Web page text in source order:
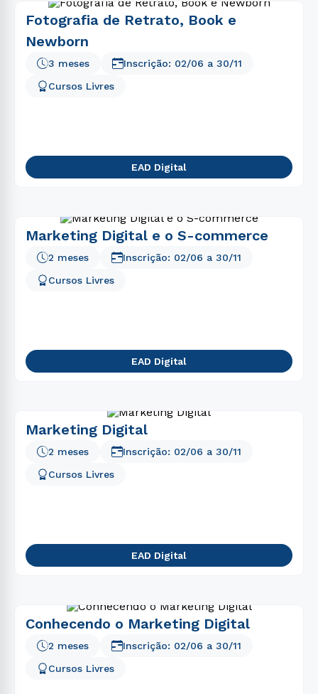
Fotografia de Retrato, Book e
Newborn
3 meses
Cursos Livres
Inscrição: 02/06 a 30/11
EAD Digital
Marketing Digital e o S-commerce
2 meses
Cursos Livres
Inscrição: 02/06 a 30/11
EAD Digital
Marketing Digital
Cursos Livres
2 meses Inscrição: 02/06 a 30/11
EAD Digital
Conhecendo o Marketing Digital
2 meses
Cursos Livres
Inscrição: 02/06 a 30/11